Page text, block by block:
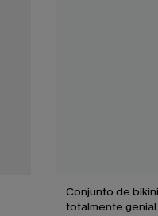
Conjunto de
totalmente genial